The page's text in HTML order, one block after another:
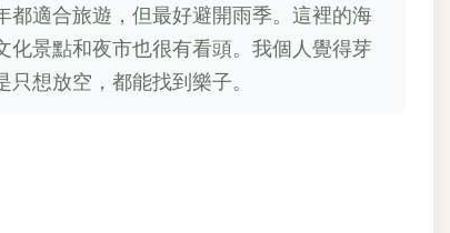
適合旅遊，但最好避開雨季。這裡的海
景點和夜市也很有看頭。我個人覺得芽
想放空，都能找到樂子。